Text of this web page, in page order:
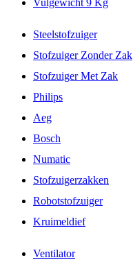
Vulgewicht 9 Kg
Steelstofzuiger
Stofzuiger Zonder Zak
Stofzuiger Met Zak
Philips
Aeg
Bosch
Numatic
Stofzuigerzakken
Robotstofzuiger
Kruimeldief
Ventilator